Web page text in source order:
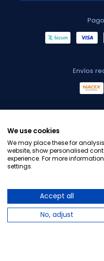
Envíos
We use cookies
We may place these for
website, show personalised
experience. For more
settings.
Accept all
No, adjust